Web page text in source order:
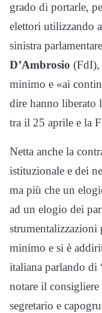
grado di portarle,
elettori utilizzando
sinistra
D’Ambrosio (FdI),
minimo e «ai
dire hanno liberato
tra il 25 aprile e la
Netta anche la
istituzionale e dei
ma più che un
ad un elogio dei
strumentalizzazioni
minimo e si è
italiana parlando di
notare il consigliere
segretario e